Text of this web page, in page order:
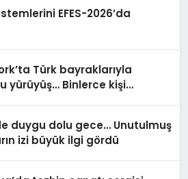
EFES-2026’da
Türk bayraklarıyla
yürüyüş… Binlerce kişi
duygu dolu gece… Unutulmuş
izi büyük ilgi gördü